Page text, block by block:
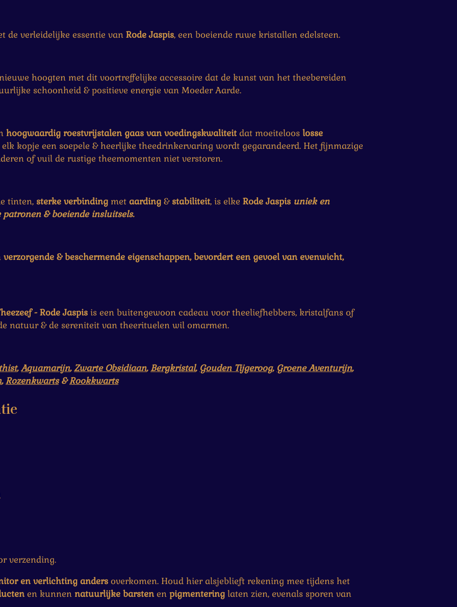
de verleidelijke essentie van Rode Jaspis, een boeiende ruwe kristallen edelsteen.
hoogten met dit voortreffelijke accessoire dat de kunst van het theebereiden
schoonheid & positieve energie van Moeder Aarde.
hoogwaardig roestvrijstalen gaas van voedingskwaliteit dat moeiteloos losse
kopje een soepele & heerlijke theedrinkervaring wordt gegarandeerd. Het fijnmazige
of vuil de rustige theemomenten niet verstoren.
tinten, sterke verbinding met aarding & stabiliteit, is elke Rode Jaspis uniek en
& boeiende insluitsels.
verzorgende & beschermende eigenschappen, bevordert een gevoel van evenwicht,
- Rode Jaspis is een buitengewoon cadeau voor theeliefhebbers, kristalfans of
natuur & de sereniteit van theerituelen wil omarmen.
,Aquamarijn,Zwarte Obsidiaan, Bergkristal, Gouden Tijgeroog, Groene Aventurijn,
,Rozenkwarts&Rookkwarts
verzending.
en verlichting anders overkomen. Houd hier alsjeblieft rekening mee tijdens het
en kunnen natuurlijke barstenen pigmentering laten zien, evenals sporen van